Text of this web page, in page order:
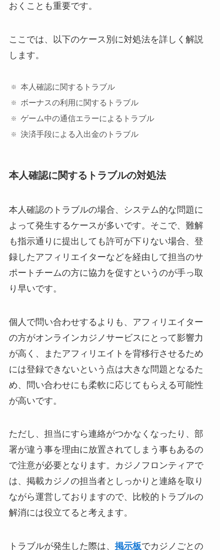
おくことも重要です。
ここでは、以下のケース別に対処法を詳しく解説
します。
本人確認に関するトラブル
ボーナスの利用に関するトラブル
ゲーム中の通信エラーによるトラブル
決済手段による入出金のトラブル
本人確認に関するトラブルの対処法
本人確認のトラブルの場合、システム的な問題に
よって発生するケースが多いです。そこで、難解
も指示通りに提出しても許可が下りない場合、登
録したアフィリエイターなどを経由して担当のサ
ポートチームの方に協力を促すというのが手っ取
り早いです。
個人で問い合わせするよりも、アフィリエイター
の方がオンラインカジノサービスにとって影響力
が高く、またアフィリエイトを背移行させるため
には登録できないという点は大きな問題となるた
め、問い合わせにも柔軟に応じてもらえる可能性
が高いです。
ただし、担当にすら連絡がつかなくなったり、部
署が違う事を理由に放置されてしまう事もあるの
で注意が必要となります。カジノフロンティアで
は、掲載カジノの担当者としっかりと連絡を取り
ながら運営しておりますので、比較的トラブルの
解消には役立てると考えます。
トラブルが発生した際は、 掲示板でカジノごとの